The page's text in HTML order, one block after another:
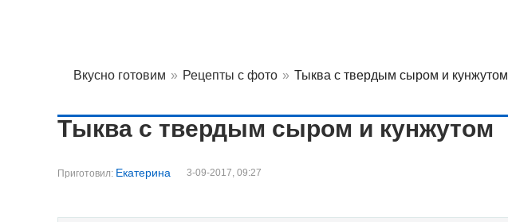
Вкусно готовим » Рецепты с фото » Тыква с твердым сыром и кунжутом
Тыква с твердым сыром и кунжутом
Приготовил: Екатерина 3-09-2017, 09:27